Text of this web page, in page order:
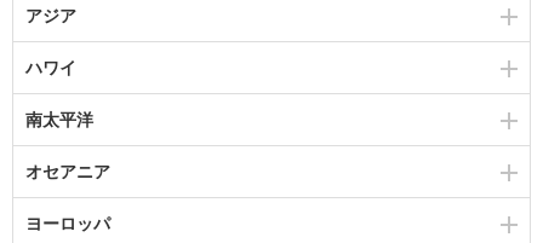
アジア
ハワイ
南太平洋
オセアニア
ヨーロッパ